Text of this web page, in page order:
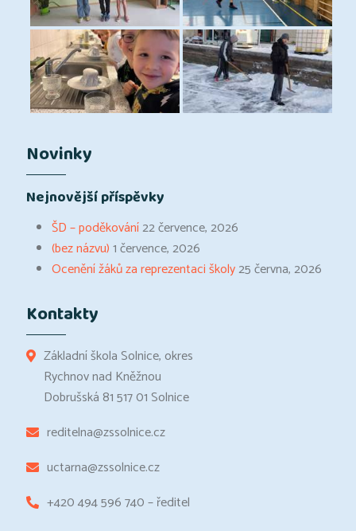
Novinky
Nejnovější příspěvky
ŠD – poděkování22 července, 2026
(bez názvu)1 července, 2026
Ocenění žáků za reprezentaci školy25 června, 2026
Kontakty
Základní škola Solnice, okres
Rychnov nad Kněžnou
Dobrušská 81 517 01 Solnice
reditelna@zssolnice.cz
uctarna@zssolnice.cz
+420 494 596 740 – ředitel